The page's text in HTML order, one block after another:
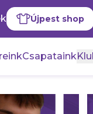
Újpest shop
Csapataink